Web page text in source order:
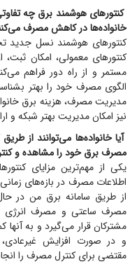
کنتور‌های هوشمند برق چه
خانواده‌ها در کاهش مصرف
کنتور‌های هوشمند نسل جدید
کنتور‌های معمولی، امکان
مستمر و از راه دور فراهم
الگوی مصرف خود را بهتر
مدیریت مصرف، هزینه برق
نیز امکان مدیریت بهتر شبکه و
آیا خانواده‌ها می‌توانند از
مصرف برق خود را مشاهده و
یکی از مهم‌ترین مزایای
اطلاعات مصرف در بازه‌های
از طریق سامانه برق من در
مصرف ساعتی و مصرف انرژی
مشترکان قرار می‌گیرد و به
و در صورت افزایش
مقتضی برای کنترل مصرف را